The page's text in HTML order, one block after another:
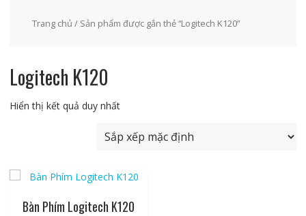
Trang chủ / Sản phẩm được gắn thẻ “Logitech K120”
Logitech K120
Hiển thị kết quả duy nhất
Bàn Phím Logitech K120